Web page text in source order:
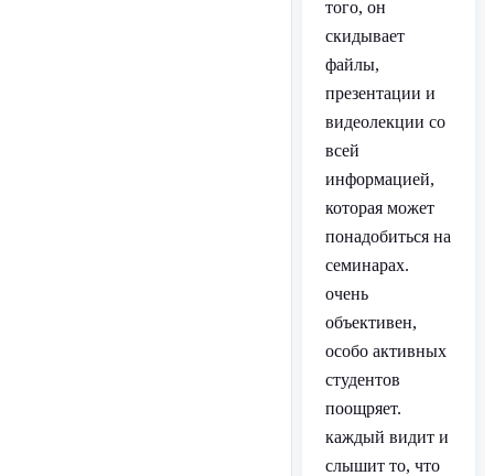
того, он
скидывает
файлы,
презентации и
видеолекции со
всей
информацией,
которая может
понадобиться на
семинарах.
очень
объективен,
особо активных
студентов
поощряет.
каждый видит и
слышит то, что